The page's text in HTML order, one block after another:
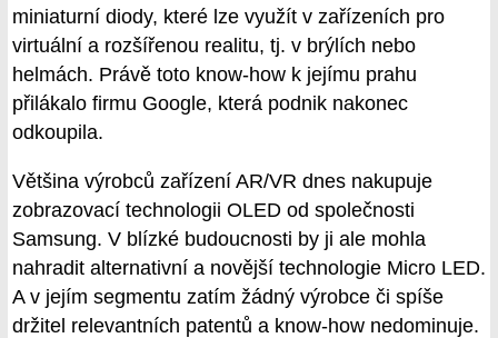
miniaturní diody, které lze využít v zařízeních pro
virtuální a rozšířenou realitu, tj. v brýlích nebo
helmách. Právě toto know-how k jejímu prahu
přilákalo firmu Google, která podnik nakonec
odkoupila.
Většina výrobců zařízení AR/VR dnes nakupuje
zobrazovací technologii OLED od společnosti
Samsung. V blízké budoucnosti by ji ale mohla
nahradit alternativní a novější technologie Micro LED.
A v jejím segmentu zatím žádný výrobce či spíše
držitel relevantních patentů a know-how nedominuje.